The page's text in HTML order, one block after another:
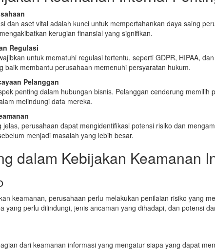
dan aset vital adalah kunci untuk mempertahankan daya saing
kerugian finansial yang signifikan.
Regulasi
untuk mematuhi regulasi tertentu, seperti GDPR, HIPAA,
baik membantu perusahaan memenuhi persyaratan hukum.
Pelanggan
penting dalam hubungan bisnis. Pelanggan cenderung memilih
melindungi data mereka.
jelas, perusahaan dapat mengidentifikasi potensi risiko dan
menjadi masalah yang lebih besar.
dalam Kebijakan Keamanan
keamanan, perusahaan perlu melakukan penilaian risiko yang
yang perlu dilindungi, jenis ancaman yang dihadapi, dan potensi
dari keamanan informasi yang mengatur siapa yang dapat